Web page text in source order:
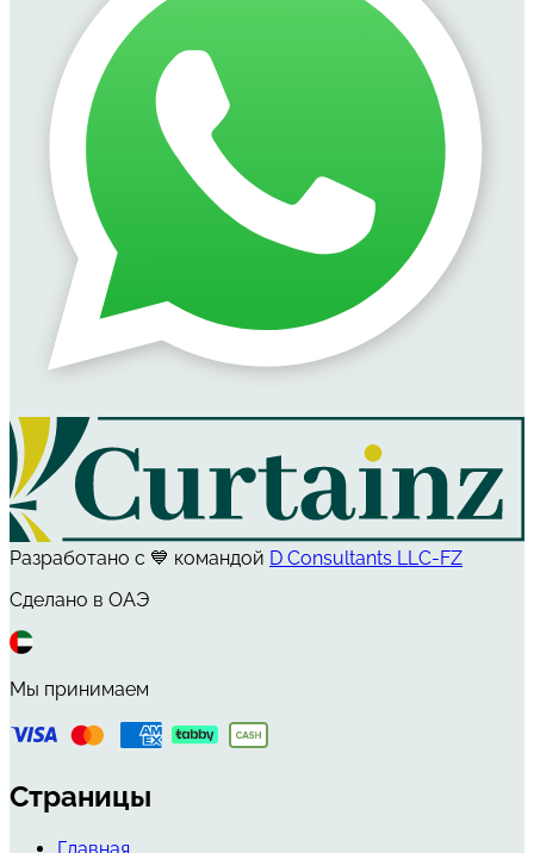
Разработано с 💙 командой D Consultants LLC-FZ
Сделано в ОАЭ
Мы принимаем
Страницы
Главная